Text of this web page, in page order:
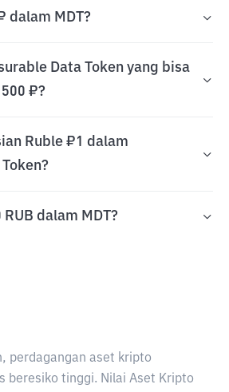
dalam MDT?
Data Token yang bisa
₽?
Ruble ₽1 dalam
dalam MDT?
perdagangan aset kripto
beresiko tinggi. Nilai Aset Kripto